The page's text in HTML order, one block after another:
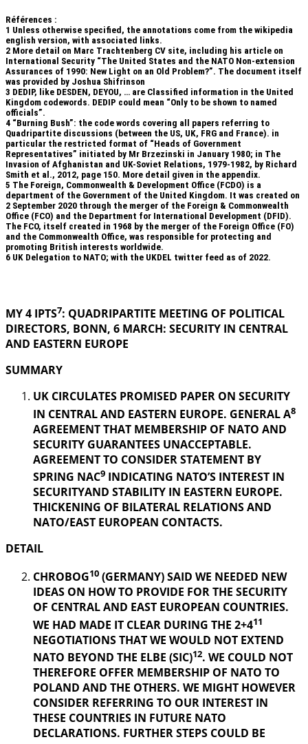
Références :
1 Unless otherwise specified, the annotations come from the wikipedia
english version, with associated links.
2 More detail on Marc Trachtenberg CV site, including his article on
International Security “The United States and the NATO Non-extension
Assurances of 1990: New Light on an Old Problem?”. The document itself
was provided by Joshua Shifrinson
3 DEDIP, like DESDEN, DEYOU, … are Classified information in the United
Kingdom codewords. DEDIP could mean “Only to be shown to named
officials”.
4 “Burning Bush”: the code words covering all papers referring to
Quadripartite discussions (between the US, UK, FRG and France). in
particular the restricted format of “Heads of Government
Representatives” initiated by Mr Brzezinski in January 1980; in The
Invasion of Afghanistan and UK-Soviet Relations, 1979-1982, by Richard
Smith et al., 2012, page 150. More detail given in the appendix.
5 The Foreign, Commonwealth & Development Office (FCDO) is a
department of the Government of the United Kingdom. It was created on
2 September 2020 through the merger of the Foreign & Commonwealth
Office (FCO) and the Department for International Development (DFID).
The FCO, itself created in 1968 by the merger of the Foreign Office (FO)
and the Commonwealth Office, was responsible for protecting and
promoting British interests worldwide.
6 UK Delegation to NATO; with the UKDEL twitter feed as of 2022.
MY 4 IPTS7: QUADRIPARTITE MEETING OF POLITICAL
DIRECTORS, BONN, 6 MARCH: SECURITY IN CENTRAL
AND EASTERN EUROPE
SUMMARY
UK CIRCULATES PROMISED PAPER ON SECURITY
IN CENTRAL AND EASTERN EUROPE. GENERAL A8
AGREEMENT THAT MEMBERSHIP OF NATO AND
SECURITY GUARANTEES UNACCEPTABLE.
AGREEMENT TO CONSIDER STATEMENT BY
SPRING NAC9 INDICATING NATO’S INTEREST IN
SECURITYAND STABILITY IN EASTERN EUROPE.
THICKENING OF BILATERAL RELATIONS AND
NATO/EAST EUROPEAN CONTACTS.
DETAIL
CHROBOG10 (GERMANY) SAID WE NEEDED NEW
IDEAS ON HOW TO PROVIDE FOR THE SECURITY
OF CENTRAL AND EAST EUROPEAN COUNTRIES.
WE HAD MADE IT CLEAR DURING THE 2+411
NEGOTIATIONS THAT WE WOULD NOT EXTEND
NATO BEYOND THE ELBE (SIC)12. WE COULD NOT
THEREFORE OFFER MEMBERSHIP OF NATO TO
POLAND AND THE OTHERS. WE MIGHT HOWEVER
CONSIDER REFERRING TO OUR INTEREST IN
THESE COUNTRIES IN FUTURE NATO
DECLARATIONS. FURTHER STEPS COULD BE